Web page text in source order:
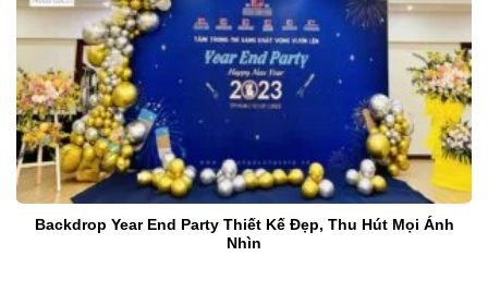
Backdrop Year End Party Thiết Kế Đẹp, Thu Hút Mọi Ánh
Nhìn